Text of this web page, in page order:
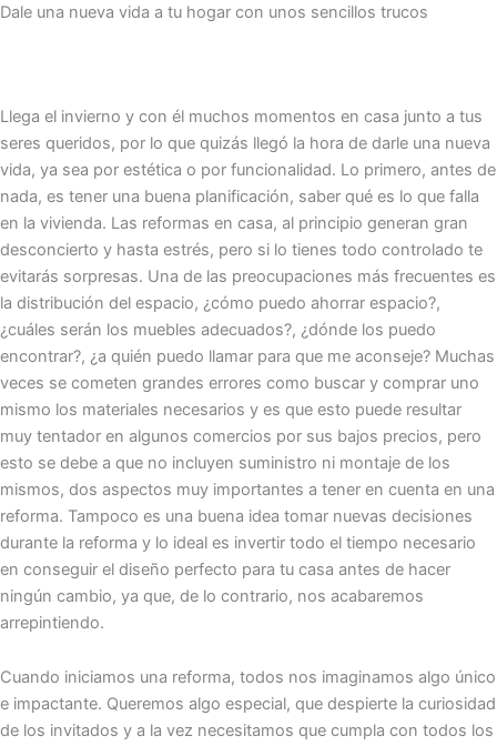
Dale una nueva vida a tu hogar con unos sencillos trucos
Llega el invierno y con él muchos momentos en casa junto a tus
seres queridos, por lo que quizás llegó la hora de darle una nueva
vida, ya sea por estética o por funcionalidad. Lo primero, antes de
nada, es tener una buena planificación, saber qué es lo que falla
en la vivienda. Las reformas en casa, al principio generan gran
desconcierto y hasta estrés, pero si lo tienes todo controlado te
evitarás sorpresas. Una de las preocupaciones más frecuentes es
la distribución del espacio, ¿cómo puedo ahorrar espacio?,
¿cuáles serán los muebles adecuados?, ¿dónde los puedo
encontrar?, ¿a quién puedo llamar para que me aconseje? Muchas
veces se cometen grandes errores como buscar y comprar uno
mismo los materiales necesarios y es que esto puede resultar
muy tentador en algunos comercios por sus bajos precios, pero
esto se debe a que no incluyen suministro ni montaje de los
mismos, dos aspectos muy importantes a tener en cuenta en una
reforma. Tampoco es una buena idea tomar nuevas decisiones
durante la reforma y lo ideal es invertir todo el tiempo necesario
en conseguir el diseño perfecto para tu casa antes de hacer
ningún cambio, ya que, de lo contrario, nos acabaremos
arrepintiendo.
Cuando iniciamos una reforma, todos nos imaginamos algo único
e impactante. Queremos algo especial, que despierte la curiosidad
de los invitados y a la vez necesitamos que cumpla con todos los